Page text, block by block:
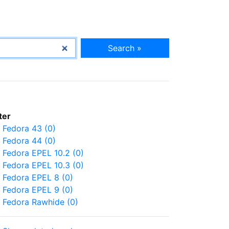
Search »
Fedora 43 (0)
Fedora 44 (0)
Fedora EPEL 10.2 (0)
Fedora EPEL 10.3 (0)
Fedora EPEL 8 (0)
Fedora EPEL 9 (0)
Fedora Rawhide (0)